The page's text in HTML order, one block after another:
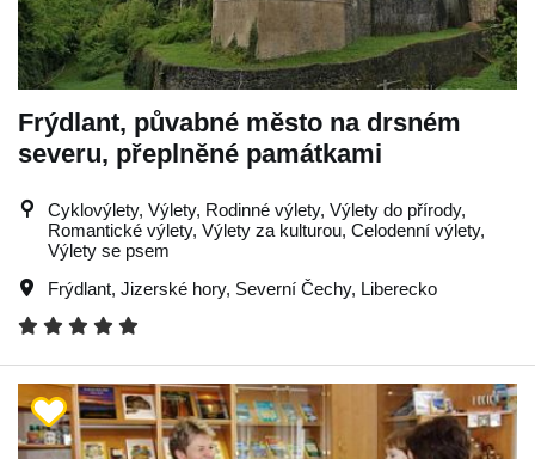
Frýdlant, půvabné město na drsném
severu, přeplněné památkami
Cyklovýlety, Výlety, Rodinné výlety, Výlety do přírody,
Romantické výlety, Výlety za kulturou, Celodenní výlety,
Výlety se psem
Frýdlant, Jizerské hory, Severní Čechy, Liberecko